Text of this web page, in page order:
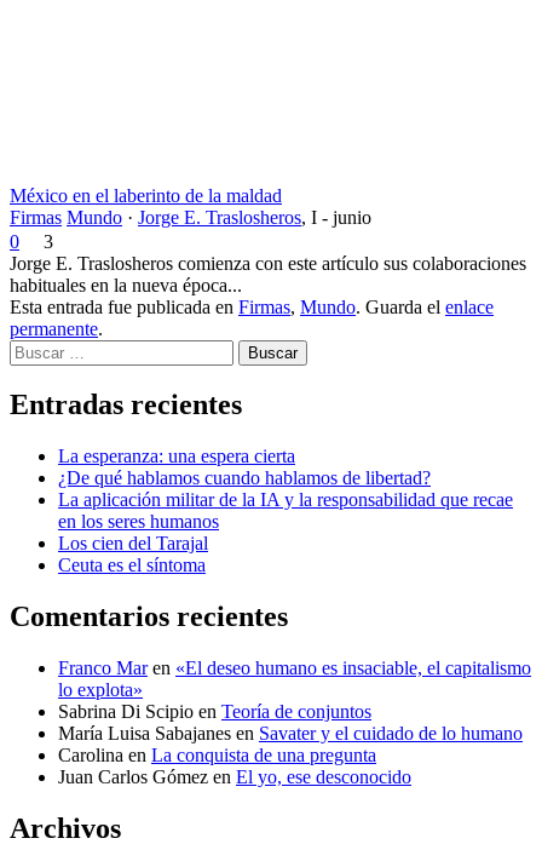
México en el laberinto de la maldad
Firmas Mundo · Jorge E. Traslosheros, I - junio
0
3
Jorge E. Traslosheros comienza con este artículo sus colaboraciones
habituales en la nueva época...
Esta entrada fue publicada en Firmas, Mundo. Guarda el enlace
permanente.
Buscar
Entradas recientes
La esperanza: una espera cierta
¿De qué hablamos cuando hablamos de libertad?
La aplicación militar de la IA y la responsabilidad que recae
en los seres humanos
Los cien del Tarajal
Ceuta es el síntoma
Comentarios recientes
Franco Maren «El deseo humano es insaciable, el capitalismo
lo explota»
Sabrina Di Scipio en Teoría de conjuntos
María Luisa Sabajanes en Savater y el cuidado de lo humano
Carolina en La conquista de una pregunta
Juan Carlos Gómez en El yo, ese desconocido
Archivos